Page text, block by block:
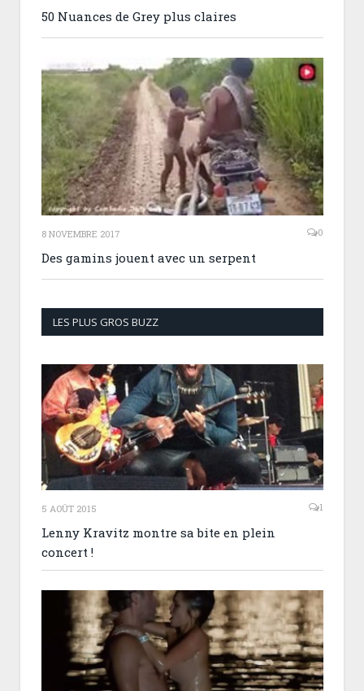
50 Nuances de Grey plus claires
8 NOVEMBRE 2017 0
Des gamins jouent avec un serpent
LES PLUS GROS BUZZ
5 AOÛT 2015 1
Lenny Kravitz montre sa bite en plein
concert !